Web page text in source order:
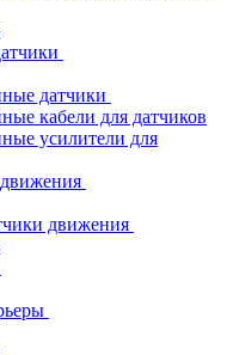
датчики
кабели для датчиков
усилители для
движения